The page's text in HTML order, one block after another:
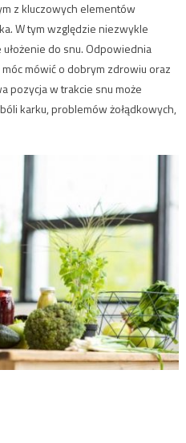
z kluczowych elementów
W tym względzie niezwykle
do snu. Odpowiednia
mówić o dobrym zdrowiu oraz
pozycja w trakcie snu może
karku, problemów żołądkowych,